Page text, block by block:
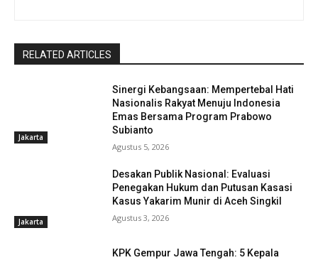
RELATED ARTICLES
Jakarta
Sinergi Kebangsaan: Mempertebal Hati
Nasionalis Rakyat Menuju Indonesia
Emas Bersama Program Prabowo
Subianto
Agustus 5, 2026
Jakarta
Desakan Publik Nasional: Evaluasi
Penegakan Hukum dan Putusan Kasasi
Kasus Yakarim Munir di Aceh Singkil
Agustus 3, 2026
KPK Gempur Jawa Tengah: 5 Kepala